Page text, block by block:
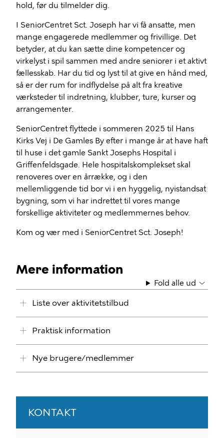
hold, før du tilmelder dig.
I SeniorCentret Sct. Joseph har vi få ansatte, men
mange engagerede medlemmer og frivillige. Det
betyder, at du kan sætte dine kompetencer og
virkelyst i spil sammen med andre seniorer i et aktivt
fællesskab. Har du tid og lyst til at give en hånd med,
så er der rum for indflydelse på alt fra kreative
værksteder til indretning, klubber, ture, kurser og
arrangementer.
SeniorCentret flyttede i sommeren 2025 til Hans
Kirks Vej i De Gamles By efter i mange år at have haft
til huse i det gamle Sankt Josephs Hospital i
Griffenfeldsgade. Hele hospitalskomplekset skal
renoveres over en årrække, og i den
mellemliggende tid bor vi i en hyggelig, nyistandsat
bygning, som vi har indrettet til vores mange
forskellige aktiviteter og medlemmernes behov.
Kom og vær med i SeniorCentret Sct. Joseph!
Mere information
Fold alle ud
Liste over aktivitetstilbud
Praktisk information
Nye brugere/medlemmer
KONTAKT